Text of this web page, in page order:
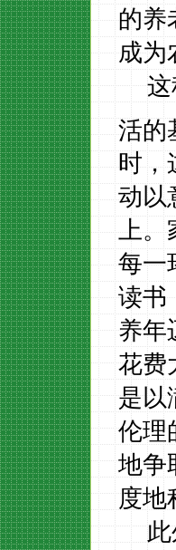
的养
成为
活的
时，
动以
上。
每一
读书
养年
花费
是以
伦理
地争
度地